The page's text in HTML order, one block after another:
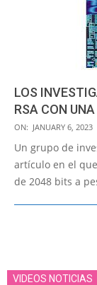
LOS
RSA CON
2023-
01-
06
ON: JANUARY 6, 2023
Un grupo de
artículo en el
de 2048 bits a
VIDEOS NOTICIAS